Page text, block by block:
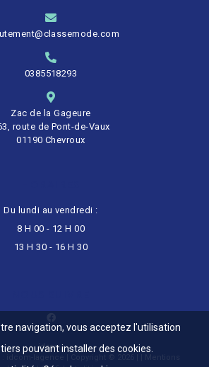
0385518293
Zac de la Gageure
route de Pont-de-Vaux
01190 Chevroux
Du lundi au vendredi :
8 H 00 - 12 H 00
13 H 30 - 16 H 30
navigation, vous acceptez l'utilisation
pouvant installer des cookies.